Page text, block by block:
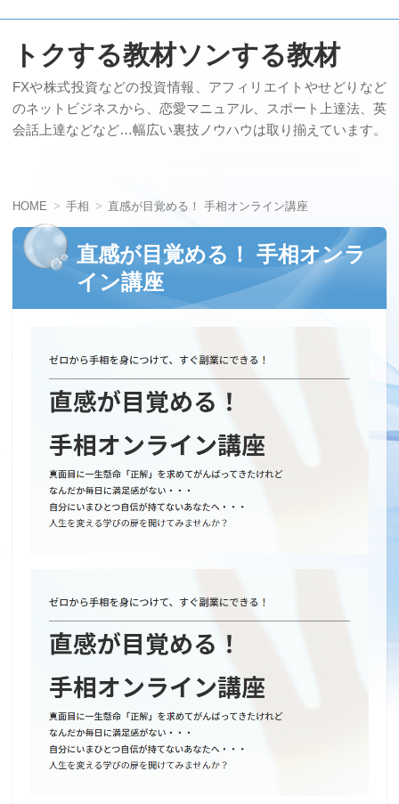
トクする教材ソンする教材
FXや株式投資などの投資情報、アフィリエイトやせどりなど
のネットビジネスから、恋愛マニュアル、スポート上達法、英
会話上達などなど…幅広い裏技ノウハウは取り揃えています。
HOME 手相 直感が目覚める！ 手相オンライン講座
直感が目覚める！ 手相オンラ
イン講座